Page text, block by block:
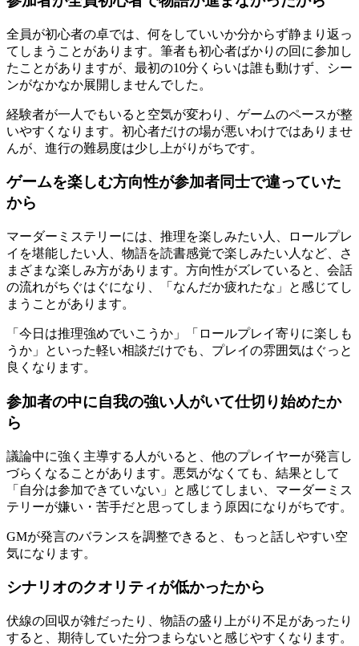
全員が初心者の卓では、何をしていいか分からず静まり返っ
てしまうことがあります。筆者も初心者ばかりの回に参加し
たことがありますが、最初の10分くらいは誰も動けず、シー
ンがなかなか展開しませんでした。
経験者が一人でもいると空気が変わり、ゲームのペースが整
いやすくなります。初心者だけの場が悪いわけではありませ
んが、進行の難易度は少し上がりがちです。
ゲームを楽しむ方向性が参加者同士で違っていた
から
マーダーミステリーには、推理を楽しみたい人、ロールプレ
イを堪能したい人、物語を読書感覚で楽しみたい人など、さ
まざまな楽しみ方があります。方向性がズレていると、会話
の流れがちぐはぐになり、「なんだか疲れたな」と感じてし
まうことがあります。
「今日は推理強めでいこうか」「ロールプレイ寄りに楽しも
うか」といった軽い相談だけでも、プレイの雰囲気はぐっと
良くなります。
参加者の中に自我の強い人がいて仕切り始めたか
ら
議論中に強く主導する人がいると、他のプレイヤーが発言し
づらくなることがあります。悪気がなくても、結果として
「自分は参加できていない」と感じてしまい、マーダーミス
テリーが嫌い・苦手だと思ってしまう原因になりがちです。
GMが発言のバランスを調整できると、もっと話しやすい空
気になります。
シナリオのクオリティが低かったから
伏線の回収が雑だったり、物語の盛り上がり不足があったり
すると、期待していた分つまらないと感じやすくなります。